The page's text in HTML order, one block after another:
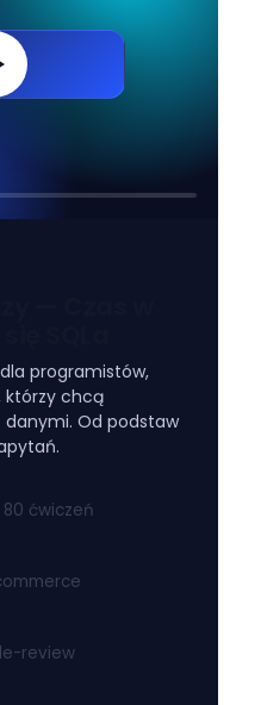
programistów,
którzy chcą
Od podstaw
ćwiczeń
review